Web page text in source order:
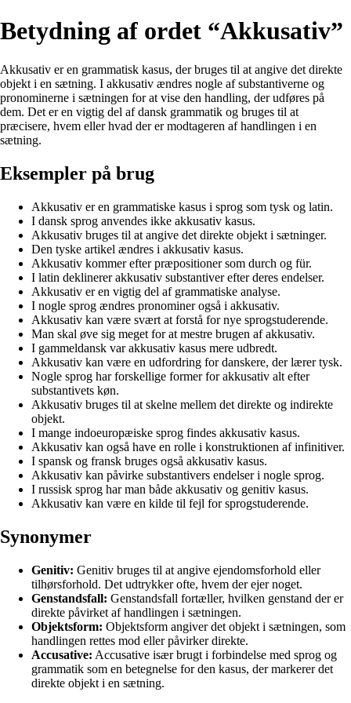
Betydning af ordet “Akkusativ”
Akkusativ er en grammatisk kasus, der bruges til at angive det direkte
objekt i en sætning. I akkusativ ændres nogle af substantiverne og
pronominerne i sætningen for at vise den handling, der udføres på
dem. Det er en vigtig del af dansk grammatik og bruges til at
præcisere, hvem eller hvad der er modtageren af handlingen i en
sætning.
Eksempler på brug
Akkusativ er en grammatiske kasus i sprog som tysk og latin.
I dansk sprog anvendes ikke akkusativ kasus.
Akkusativ bruges til at angive det direkte objekt i sætninger.
Den tyske artikel ændres i akkusativ kasus.
Akkusativ kommer efter præpositioner som durch og für.
I latin deklinerer akkusativ substantiver efter deres endelser.
Akkusativ er en vigtig del af grammatiske analyse.
I nogle sprog ændres pronominer også i akkusativ.
Akkusativ kan være svært at forstå for nye sprogstuderende.
Man skal øve sig meget for at mestre brugen af akkusativ.
I gammeldansk var akkusativ kasus mere udbredt.
Akkusativ kan være en udfordring for danskere, der lærer tysk.
Nogle sprog har forskellige former for akkusativ alt efter
substantivets køn.
Akkusativ bruges til at skelne mellem det direkte og indirekte
objekt.
I mange indoeuropæiske sprog findes akkusativ kasus.
Akkusativ kan også have en rolle i konstruktionen af infinitiver.
I spansk og fransk bruges også akkusativ kasus.
Akkusativ kan påvirke substantivers endelser i nogle sprog.
I russisk sprog har man både akkusativ og genitiv kasus.
Akkusativ kan være en kilde til fejl for sprogstuderende.
Synonymer
Genitiv: Genitiv bruges til at angive ejendomsforhold eller
tilhørsforhold. Det udtrykker ofte, hvem der ejer noget.
Genstandsfall: Genstandsfall fortæller, hvilken genstand der er
direkte påvirket af handlingen i sætningen.
Objektsform: Objektsform angiver det objekt i sætningen, som
handlingen rettes mod eller påvirker direkte.
Accusative: Accusative især brugt i forbindelse med sprog og
grammatik som en betegnelse for den kasus, der markerer det
direkte objekt i en sætning.